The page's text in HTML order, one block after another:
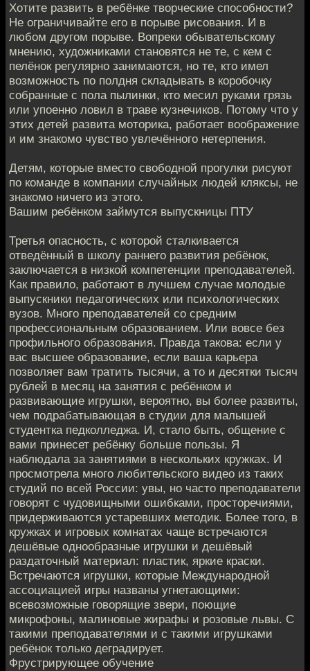
Хотите развить в ребёнке творческие способности?
Не ограничивайте его в порыве рисования. И в
любом другом порыве. Вопреки обывательскому
мнению, художниками становятся не те, с кем с
пелёнок регулярно занимаются, но те, кто имел
возможность по полдня складывать в коробочку
собранные с пола пылинки, кто месил руками грязь
или упоенно ловил в траве кузнечиков. Потому что у
этих детей развита моторика, работает воображение
и им знакомо чувство увлечённого нетерпения.
Детям, которые вместо свободной прогулки рисуют
по команде в компании случайных людей кляксы, не
знакомо ничего из этого.
Вашим ребёнком займутся выпускницы ПТУ
Третья опасность, с которой сталкивается
отведённый в школу раннего развития ребёнок,
заключается в низкой компетенции преподавателей.
Как правило, работают в лучшем случае молодые
выпускники педагогических или психологических
вузов. Много преподавателей со средним
профессиональным образованием. Или вовсе без
профильного образования. Правда такова: если у
вас высшее образование, если ваша карьера
позволяет вам тратить тысячи, а то и десятки тысяч
рублей в месяц на занятия с ребёнком и
развивающие игрушки, вероятно, вы более развиты,
чем подрабатывающая в студии для малышей
студентка педколледжа. И, стало быть, общение с
вами принесет ребёнку больше пользы. Я
наблюдала за занятиями в нескольких кружках. И
просмотрела много любительского видео из таких
студий по всей России: увы, но часто преподаватели
говорят с чудовищными ошибками, просторечиями,
придерживаются устаревших методик. Более того, в
кружках и игровых комнатах чаще встречаются
дешёвые однообразные игрушки и дешёвый
раздаточный материал: пластик, яркие краски.
Встречаются игрушки, которые Международной
ассоциацией игры названы угнетающими:
всевозможные говорящие звери, поющие
микрофоны, малиновые жирафы и розовые львы. С
такими преподавателями и с такими игрушками
ребёнок только деградирует.
Фрустрирующее обучение